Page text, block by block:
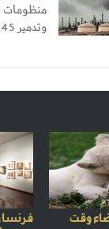
منظومات
وتدمير 145 ...
وقت